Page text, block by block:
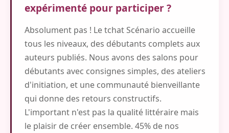
expérimenté pour participer ?
Absolument pas ! Le tchat Scénario accueille
tous les niveaux, des débutants complets aux
auteurs publiés. Nous avons des salons pour
débutants avec consignes simples, des ateliers
d'initiation, et une communauté bienveillante
qui donne des retours constructifs.
L'important n'est pas la qualité littéraire mais
le plaisir de créer ensemble. 45% de nos